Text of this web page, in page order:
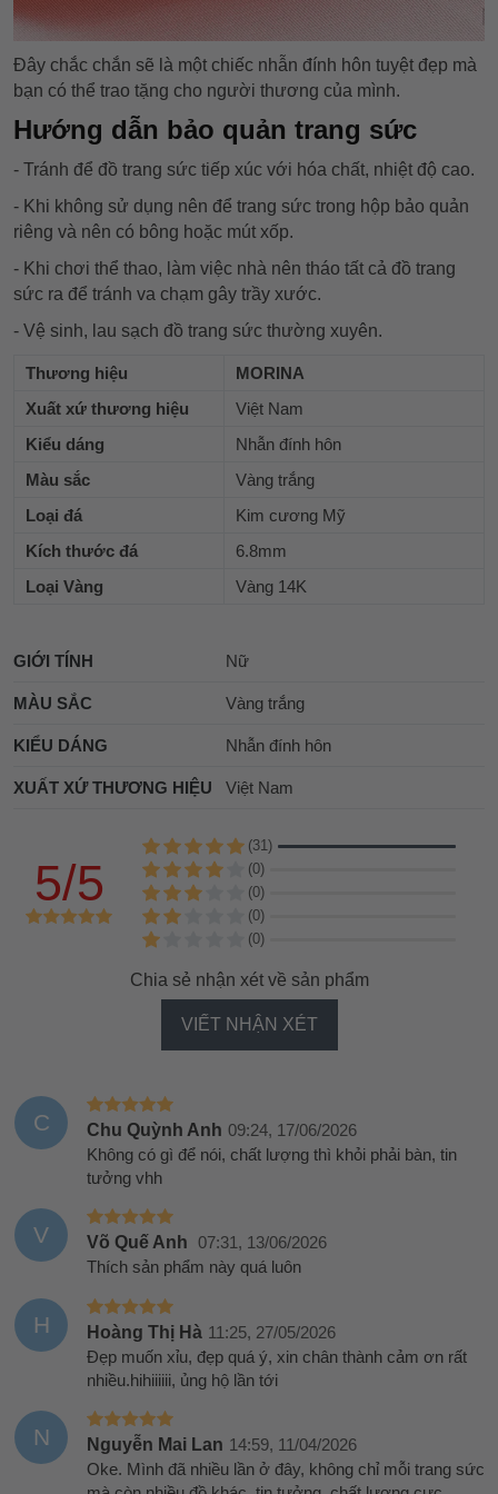
Đây chắc chắn sẽ là một chiếc nhẫn đính hôn tuyệt đẹp mà
bạn có thể trao tặng cho người thương của mình.
Hướng dẫn bảo quản trang sức
- Tránh để đồ trang sức tiếp xúc với hóa chất, nhiệt độ cao.
- Khi không sử dụng nên để trang sức trong hộp bảo quản
riêng và nên có bông hoặc mút xốp.
- Khi chơi thể thao, làm việc nhà nên tháo tất cả đồ trang
sức ra để tránh va chạm gây trầy xước.
- Vệ sinh, lau sạch đồ trang sức thường xuyên.
Thương hiệu
MORINA
Xuất xứ thương hiệu
Việt Nam
Kiểu dáng
Nhẫn đính hôn
Màu sắc
Vàng trắng
Loại đá
Kim cương Mỹ
Kích thước đá
6.8mm
Loại Vàng
Vàng 14K
GIỚI TÍNH Nữ
MÀU SẮC Vàng trắng
KIỂU DÁNG Nhẫn đính hôn
XUẤT XỨ THƯƠNG HIỆU Việt Nam
5/5
(31)
(0)
(0)
(0)
(0)
Chia sẻ nhận xét về sản phẩm
VIẾT NHẬN XÉT
C Chu Quỳnh Anh 09:24, 17/06/2026
Không có gì để nói, chất lượng thì khỏi phải bàn, tin
tưởng vhh
V Võ Quế Anh 07:31, 13/06/2026
Thích sản phẩm này quá luôn
H Hoàng Thị Hà 11:25, 27/05/2026
Đẹp muốn xỉu, đẹp quá ý, xin chân thành cảm ơn rất
nhiều.hihiiiiii, ủng hộ lần tới
N Nguyễn Mai Lan 14:59, 11/04/2026
Oke. Mình đã nhiều lần ở đây, không chỉ mỗi trang sức